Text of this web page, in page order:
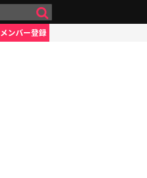
メンバー登録